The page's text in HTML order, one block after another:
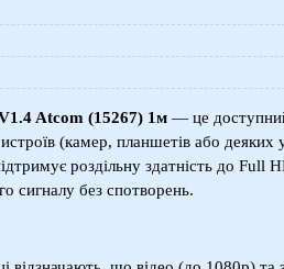
Atcom (15267) 1м — це
(камер, планшетів або деяких
роздільну здатність до Full
сигналу без спотворень.